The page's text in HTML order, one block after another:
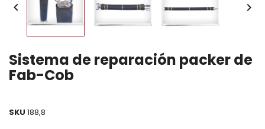
 
Sistema de reparación packer de
Fab-Cob
SKU 188,8